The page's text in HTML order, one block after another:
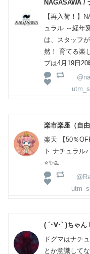
NAGASAWA /
【再入荷！】
ュラル ～経年
は、スタッフ
然！ 育てる楽
プは4月19日20
楽市楽座（自由
楽天 【50％
ト ナチュラル
⭐️✨a.
( ´･∀･` )ちゃん
ドグマはナチ
とか意識して